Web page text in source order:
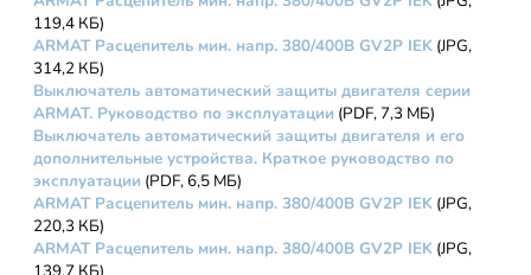
119,4 КБ)
ARMAT Расцепитель мин. напр. 380/400В GV2P IEK (JPG,
314,2 КБ)
Выключатель автоматический защиты двигателя серии
ARMAT. Руководство по эксплуатации (PDF, 7,3 МБ)
Выключатель автоматический защиты двигателя и его
дополнительные устройства. Краткое руководство по
эксплуатации (PDF, 6,5 МБ)
ARMAT Расцепитель мин. напр. 380/400В GV2P IEK (JPG,
220,3 КБ)
ARMAT Расцепитель мин. напр. 380/400В GV2P IEK (JPG,